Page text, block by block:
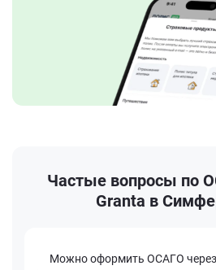
Частые вопросы по
Granta в
Можно оформить ОСАГО через